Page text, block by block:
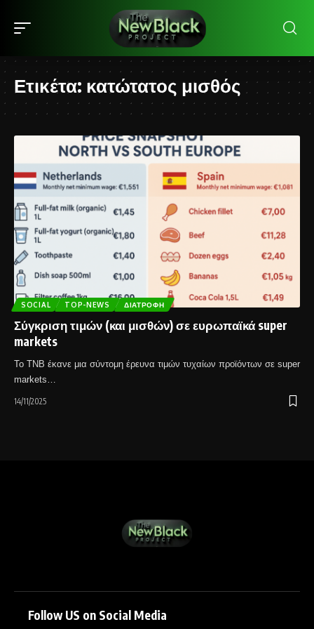
Ετικέτα: κατώτατος μισθός
SOCIAL TOP-NEWS ΔΙΑΤΡΟΦΉ
Σύγκριση τιμών (και μισθών) σε ευρωπαϊκά super
markets
Το TNB έκανε μια σύντομη έρευνα τιμών τυχαίων προϊόντων σε super
markets…
14/11/2025
Follow US on Social Media